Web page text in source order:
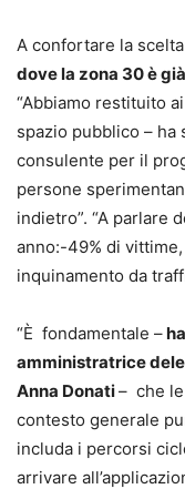
A confortare la
dove la zona 30 è
“Abbiamo restituito
spazio pubblico – ha
consulente per il
persone
indietro”. “A parlare
anno:-49% di
inquinamento da
“È fondamentale –
amministratrice
Anna Donati– che
contesto generale
includa i percorsi
arrivare